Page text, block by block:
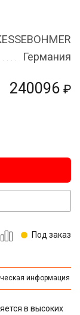
240096 ₽
Германия
Под заказ
информация
в высоких